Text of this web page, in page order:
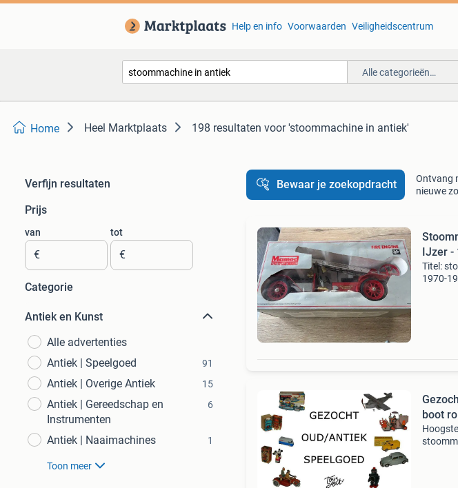
Help en info Voorwaarden Veiligheidscentrum
Alle categorieën…
Home Heel Marktplaats 198 resultaten voor 'stoommachine in antiek'
Verfijn resultaten
Prijs
van
€
tot
€
Categorie
Antiek en Kunst
Alle advertenties
Antiek | Speelgoed
91
Antiek | Overige Antiek 15
Antiek | Gereedschap en
Instrumenten
6
Antiek | Naaimachines 1
Toon meer
Bewaar je zoekopdracht
Ontvang
nieuwe
IJzer -
Titel:
1970-
boot